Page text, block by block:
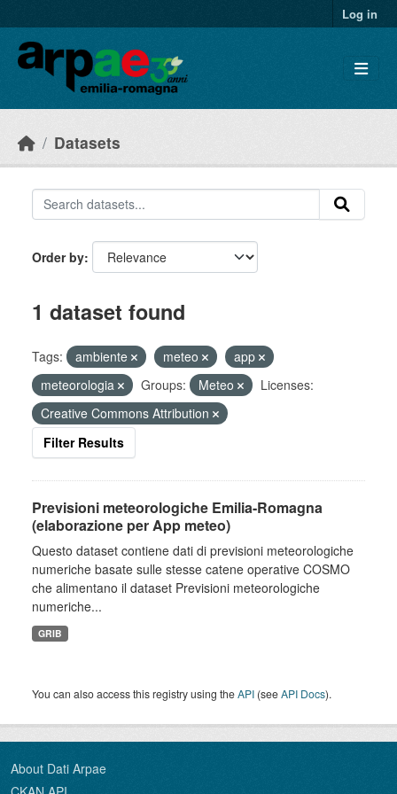
Log in
Datasets
Order by
1 dataset found
Tags: ambiente meteo
app
meteorologia
Groups: Meteo
Licenses:
Creative Commons Attribution
Filter Results
Previsioni meteorologiche Emilia-Romagna
(elaborazione per App meteo)
Questo dataset contiene dati di previsioni meteorologiche
numeriche basate sulle stesse catene operative COSMO
che alimentano il dataset Previsioni meteorologiche
numeriche...
GRIB
You can also access this registry using theAPI (seeAPI Docs).
About Dati Arpae